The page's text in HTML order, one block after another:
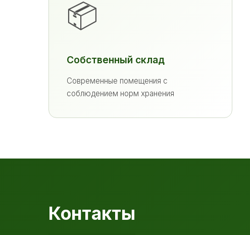
📦
Собственный склад
Современные помещения с
соблюдением норм хранения
Контакты